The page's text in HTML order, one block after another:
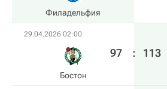
Филадельфия
29.04.2026 02:00
Бостон
97 : 113